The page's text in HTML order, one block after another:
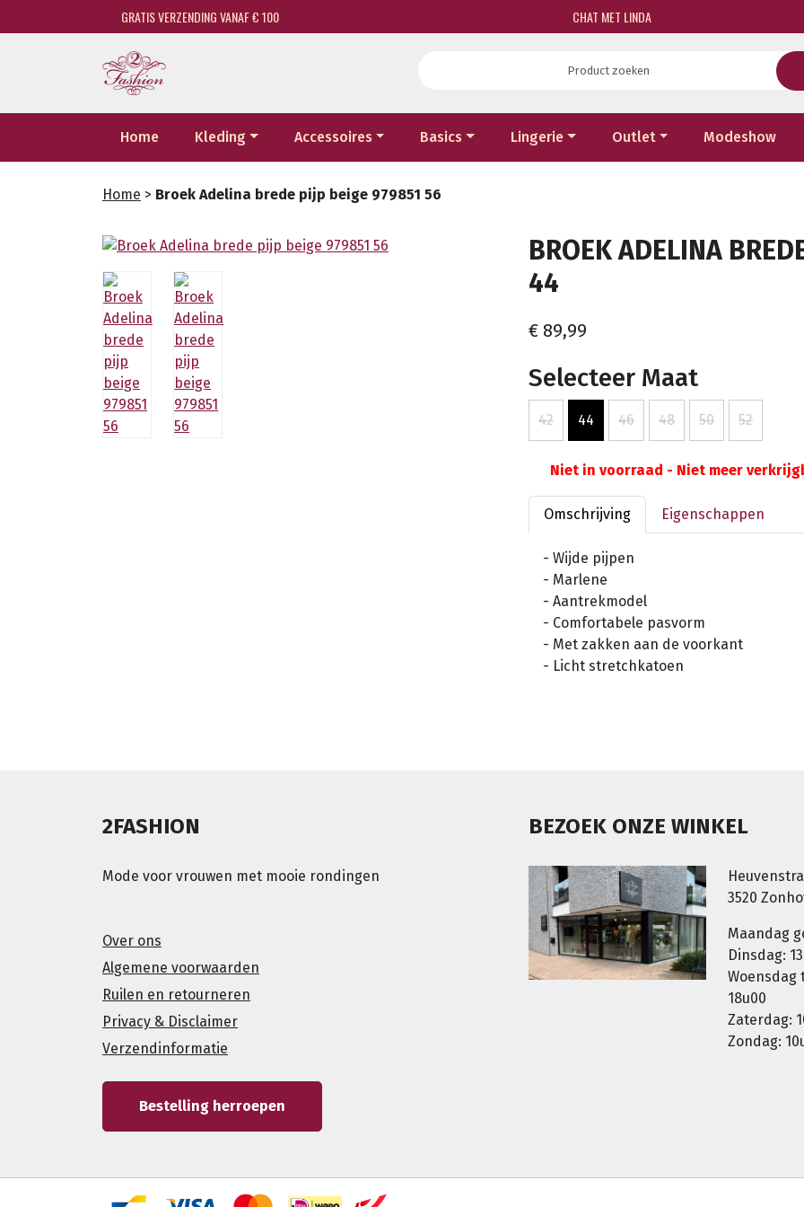
GRATIS VERZENDING VANAF € 100 CHAT MET LINDA
Home Kleding Accessoires Basics Lingerie Outlet Modeshow
Home > Broek Adelina brede pijp beige 979851 56
BROEK ADELINA
44
€ 89,99
Selecteer Maat
42 44 46 48 50 52
Niet in voorraad - Niet meer
Omschrijving Eigenschappen
- Wijde pijpen
- Marlene
- Aantrekmodel
- Comfortabele pasvorm
- Met zakken aan de voorkant
- Licht stretchkatoen
2FASHION
Mode voor vrouwen met mooie rondingen
Over ons
Algemene voorwaarden
Ruilen en retourneren
Privacy & Disclaimer
Verzendinformatie
Bestelling herroepen
BEZOEK ONZE WINKEL
3520
Maandag
Dinsdag:
Woensdag
18u00
Zaterdag:
Zondag: